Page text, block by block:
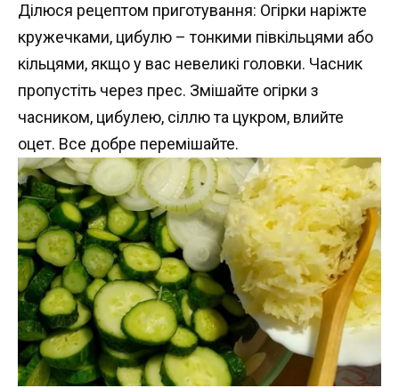
Ділюся рецептом приготування: Огірки наріжте
кружечками, цибулю – тонкими півкільцями або
кільцями, якщо у вас невеликі головки. Часник
пропустіть через прес. Змішайте огірки з
часником, цибулею, сіллю та цукром, влийте
оцет. Все добре перемішайте.